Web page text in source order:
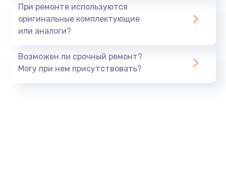
800 руб.
Тюнинг динамиков
При ремонте используются
оригинальные комплектующие
или аналоги?
Возможен ли срочный ремонт?
Могу при нем присутствовать?